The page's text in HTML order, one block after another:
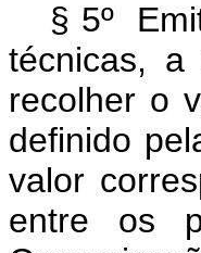
§ 5º
técnicas, a
recolher o
definido
valor
entre os